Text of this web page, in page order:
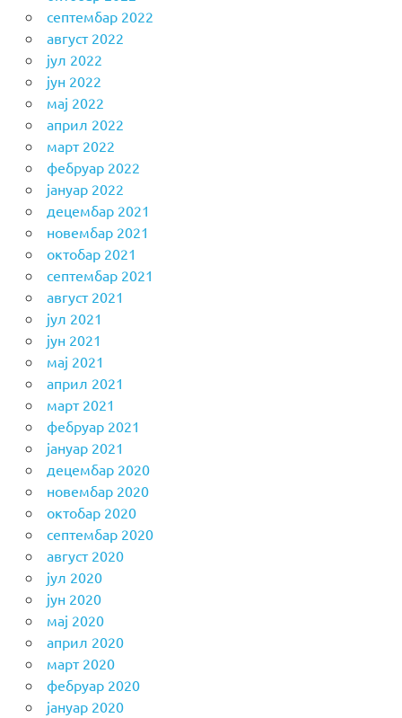
септембар 2022
август 2022
јул 2022
јун 2022
мај 2022
април 2022
март 2022
фебруар 2022
јануар 2022
децембар 2021
новембар 2021
октобар 2021
септембар 2021
август 2021
јул 2021
јун 2021
мај 2021
април 2021
март 2021
фебруар 2021
јануар 2021
децембар 2020
новембар 2020
октобар 2020
септембар 2020
август 2020
јул 2020
јун 2020
мај 2020
април 2020
март 2020
фебруар 2020
јануар 2020